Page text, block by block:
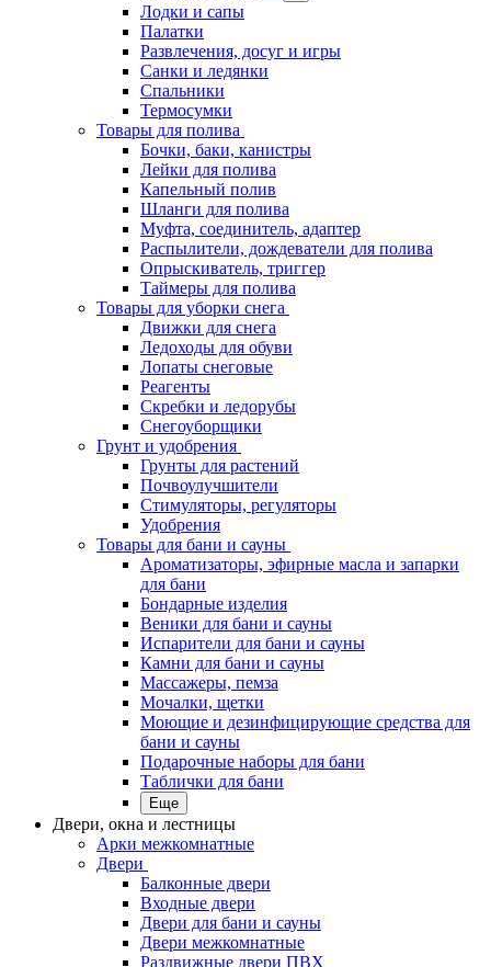
Лодки и сапы
Палатки
Развлечения, досуг и игры
Санки и ледянки
Спальники
Термосумки
Товары для полива
Бочки, баки, канистры
Лейки для полива
Капельный полив
Шланги для полива
Муфта, соединитель, адаптер
Распылители, дождеватели для полива
Опрыскиватель, триггер
Таймеры для полива
Товары для уборки снега
Движки для снега
Ледоходы для обуви
Лопаты снеговые
Реагенты
Скребки и ледорубы
Снегоуборщики
Грунт и удобрения
Грунты для растений
Почвоулучшители
Стимуляторы, регуляторы
Удобрения
Товары для бани и сауны
Ароматизаторы, эфирные масла и запарки
для бани
Бондарные изделия
Веники для бани и сауны
Испарители для бани и сауны
Камни для бани и сауны
Массажеры, пемза
Мочалки, щетки
Моющие и дезинфицирующие средства для
бани и сауны
Подарочные наборы для бани
Таблички для бани
Еще
Двери, окна и лестницы
Арки межкомнатные
Двери
Балконные двери
Входные двери
Двери для бани и сауны
Двери межкомнатные
Раздвижные двери ПВХ